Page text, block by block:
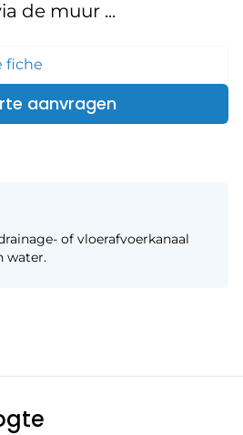
de muur ...
fiche
aanvragen
of vloerafvoerkanaal
water.